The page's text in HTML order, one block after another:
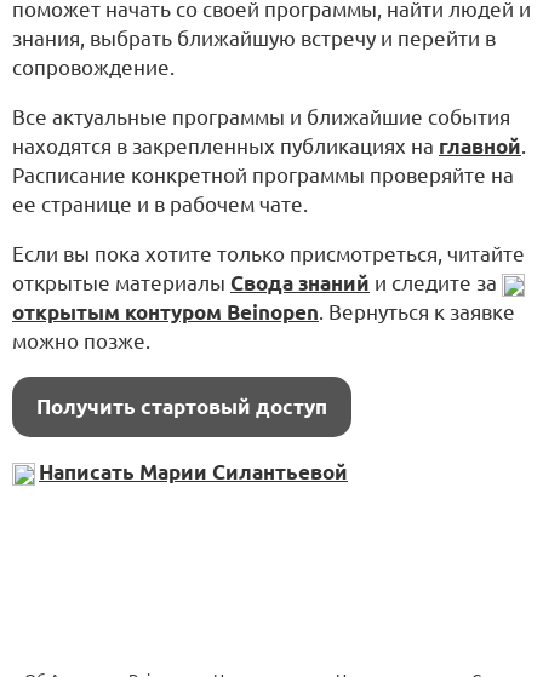
поможет начать со своей программы, найти людей и
знания, выбрать ближайшую встречу и перейти в
сопровождение.
Все актуальные программы и ближайшие события
находятся в закрепленных публикациях на главной.
Расписание конкретной программы проверяйте на
ее странице и в рабочем чате.
Если вы пока хотите только присмотреться, читайте
открытые материалы Свода знаний и следите за
открытым контуром Beinopen. Вернуться к заявке
можно позже.
Получить стартовый доступ
Написать Марии Силантьевой